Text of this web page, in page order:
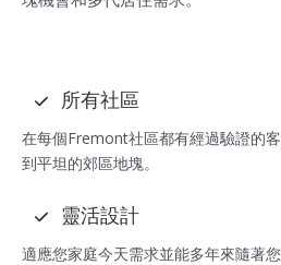
所有社區
在每個Fremont社區都有經過驗證的
到平坦的郊區地塊。
靈活設計
適應您家庭今天需求並能多年來隨著您